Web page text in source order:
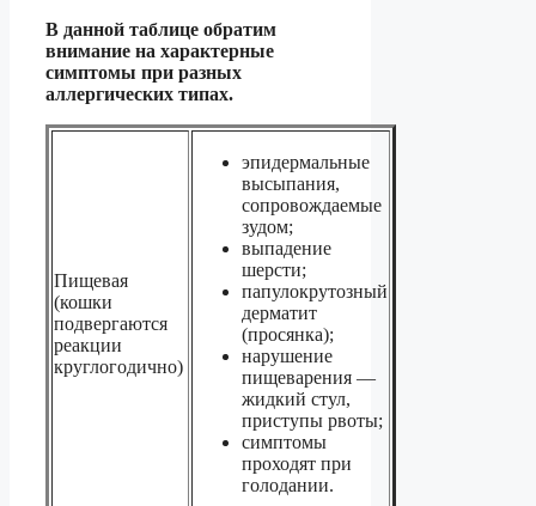
В данной таблице обратим
внимание на характерные
симптомы при разных
аллергических типах.
Пищевая
(кошки
подвергаются
реакции
круглогодично)
эпидермальные
высыпания,
сопровождаемые
зудом;
выпадение
шерсти;
папулокрутозный
дерматит
(просянка);
нарушение
пищеварения —
жидкий стул,
приступы рвоты;
симптомы
проходят при
голодании.